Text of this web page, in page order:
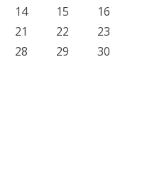
14 15
16
21 22
23
28 29
30